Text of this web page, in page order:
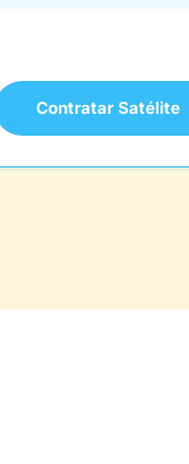
Contratar Satélite